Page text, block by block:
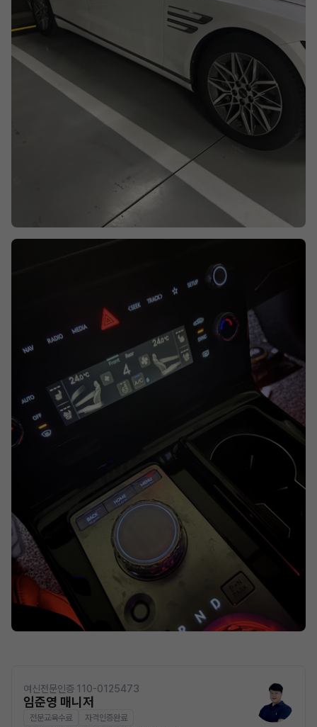
여신전문인증 110-0125473
임준영 매니저
전문교육수료 자격인증완료